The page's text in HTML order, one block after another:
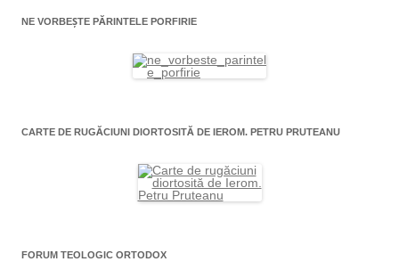
NE VORBEȘTE PĂRINTELE PORFIRIE
CARTE DE RUGĂCIUNI DIORTOSITĂ DE IEROM. PETRU PRUTEANU
FORUM TEOLOGIC ORTODOX